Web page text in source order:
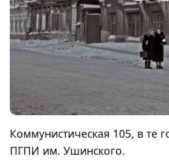
Коммунистическая 105, в те
ПГПИ им. Ушинского.